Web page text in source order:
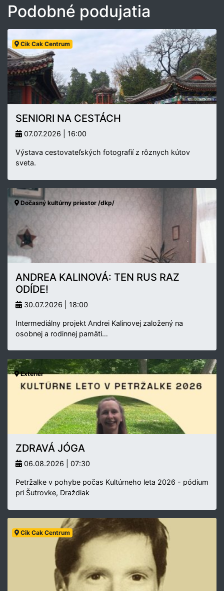
Podobné podujatia
Cik Cak Centrum
SENIORI NA CESTÁCH
07.07.2026 | 16:00
Výstava cestovateľských fotografií z rôznych kútov
sveta.
Dočasný kultúrny priestor /dkp/
ANDREA KALINOVÁ: TEN RUS RAZ
ODÍDE!
30.07.2026 | 18:00
Intermediálny projekt Andrei Kalinovej založený na
osobnej a rodinnej pamäti…
Exteriér
ZDRAVÁ JÓGA
06.08.2026 | 07:30
Petržalke v pohybe počas Kultúrneho leta 2026 - pódium
pri Šutrovke, Draždiak
Cik Cak Centrum